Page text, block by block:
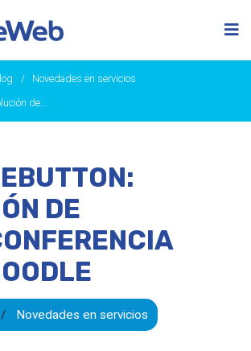
Novedades en servicios
de...
DE
Novedades en servicios